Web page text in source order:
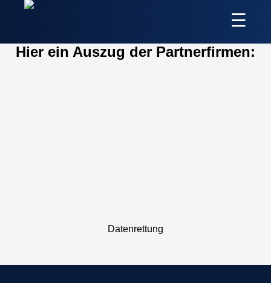
☰
LÖSUNGEN
Hier ein Auszug der Partnerfirmen:
Datenrettung